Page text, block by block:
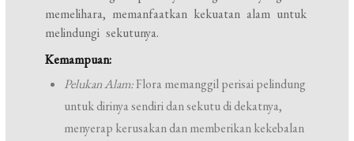
memelihara, memanfaatkan kekuatan alam untuk
melindungi sekutunya.
Kemampuan:
Pelukan Alam:Flora memanggil perisai pelindung
untuk dirinya sendiri dan sekutu di dekatnya,
menyerap kerusakan dan memberikan kekebalan